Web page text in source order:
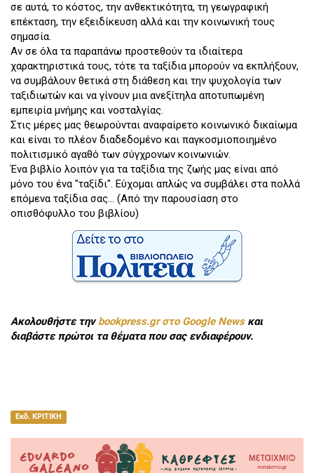
σε αυτά, το κόστος, την ανθεκτικότητα, τη γεωγραφική
επέκταση, την εξειδίκευση αλλά και την κοινωνική τους
σημασία.
Αν σε όλα τα παραπάνω προστεθούν τα ιδιαίτερα
χαρακτηριστικά τους, τότε τα ταξίδια μπορούν να εκπλήξουν,
να συμβάλουν θετικά στη διάθεση και την ψυχολογία των
ταξιδιωτών και να γίνουν μια ανεξίτηλα αποτυπωμένη
εμπειρία μνήμης και νοσταλγίας.
Στις μέρες μας θεωρούνται αναφαίρετο κοινωνικό δικαίωμα
και είναι το πλέον διαδεδομένο και παγκοσμιοποιημένο
πολιτισμικό αγαθό των σύγχρονων κοινωνιών.
Ένα βιβλίο λοιπόν για τα ταξίδια της ζωής μας είναι από
μόνο του ένα "ταξίδι". Εύχομαι απλώς να συμβάλει στα πολλά
επόμενα ταξίδια σας... (Από την παρουσίαση στο
οπισθόφυλλο του βιβλίου)
Ακολουθήστε τηνbookpress.gr στο Google Newsκαι
διαβάστε πρώτοι τα θέματα που σας ενδιαφέρουν.
Εκδ. ΚΡΙΤΙΚΗ